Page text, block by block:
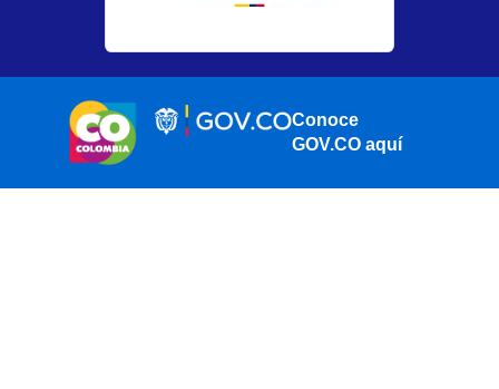
Conoce
GOV.CO aquí